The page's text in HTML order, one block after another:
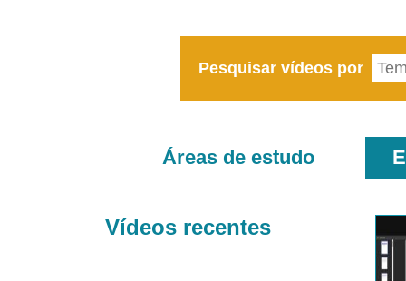
Pesquisar vídeos por
Áreas de estudo
Vídeos recentes